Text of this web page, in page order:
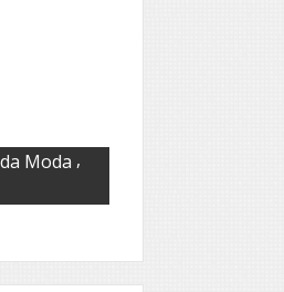
Moda ,